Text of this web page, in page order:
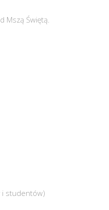
Mszą Świętą.
i studentów)